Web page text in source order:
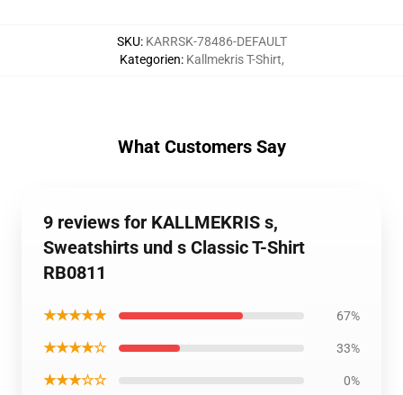
SKU: KARRSK-78486-DEFAULT
Kategorien: Kallmekris T-Shirt,
What Customers Say
9 reviews for KALLMEKRIS s,
Sweatshirts und s Classic T-Shirt
RB0811
★★★★★ 67%
★★★★☆ 33%
★★★☆☆ 0%